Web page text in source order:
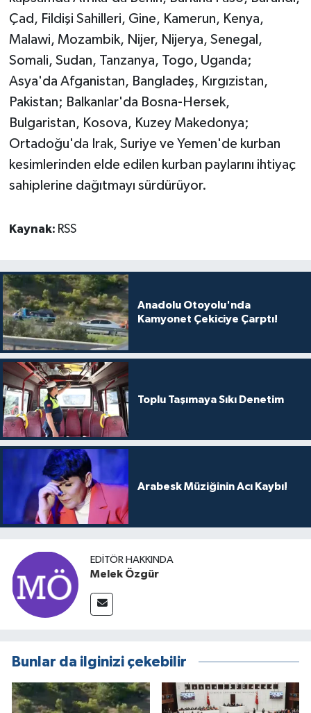
Çad, Fildişi Sahilleri, Gine, Kamerun, Kenya,
Malawi, Mozambik, Nijer, Nijerya, Senegal,
Somali, Sudan, Tanzanya, Togo, Uganda;
Asya'da Afganistan, Bangladeş, Kırgızistan,
Pakistan; Balkanlar'da Bosna-Hersek,
Bulgaristan, Kosova, Kuzey Makedonya;
Ortadoğu'da Irak, Suriye ve Yemen'de kurban
kesimlerinden elde edilen kurban paylarını ihtiyaç
sahiplerine dağıtmayı sürdürüyor.
Kaynak: RSS
Anadolu Otoyolu'nda
Kamyonet Çekiciye Çarptı!
Toplu Taşımaya Sıkı Denetim
Arabesk Müziğinin Acı Kaybı!
EDITÖR HAKKINDA
Melek Özgür
Bunlar da ilginizi çekebilir